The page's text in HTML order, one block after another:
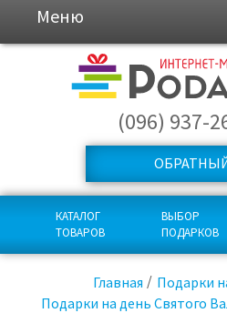
Меню
(096) 937-
КАТАЛОГ
ТОВАРОВ
ВЫБОР
ПОДАРКОВ
Главная
Подарки
Подарки на день Святого